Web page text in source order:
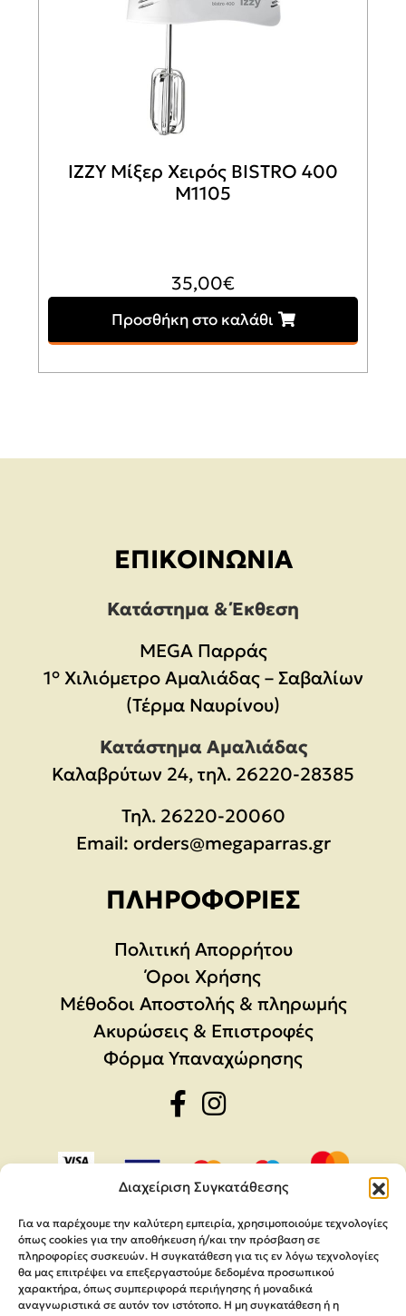
Διαχείριση Συγκατάθεσης
Για να παρέχουμε την καλύτερη εμπειρία, χρησιμοποιούμε τεχνολογίες
όπως cookies για την αποθήκευση ή/και την πρόσβαση σε
πληροφορίες συσκευών. Η συγκατάθεση για τις εν λόγω τεχνολογίες
θα μας επιτρέψει να επεξεργαστούμε δεδομένα προσωπικού
χαρακτήρα, όπως συμπεριφορά περιήγησης ή μοναδικά
αναγνωριστικά σε αυτόν τον ιστότοπο. Η μη συγκατάθεση ή η
IZZY Μίξερ Χειρός BISTRO 400
M1105
35,00€
Προσθήκη στο καλάθι
ΕΠΙΚΟΙΝΩΝΊΑ
Κατάστημα & Έκθεση
MEGA Παρράς
1° Χιλιόμετρο Αμαλιάδας – Σαβαλίων
(Τέρμα Ναυρίνου)
Κατάστημα Αμαλιάδας
Καλαβρύτων 24, τηλ. 26220-28385
Τηλ. 26220-20060
Email: orders@megaparras.gr
ΠΛΗΡΟΦΟΡΊΕΣ
Πολιτική Απορρήτου
Όροι Χρήσης
Μέθοδοι Αποστολής & πληρωμής
Ακυρώσεις & Επιστροφές
Φόρμα Υπαναχώρησης